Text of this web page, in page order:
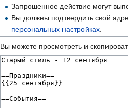
Запрошенное действие могут
Вы должны подтвердить свой
персональных настройках
Вы можете просмотреть и